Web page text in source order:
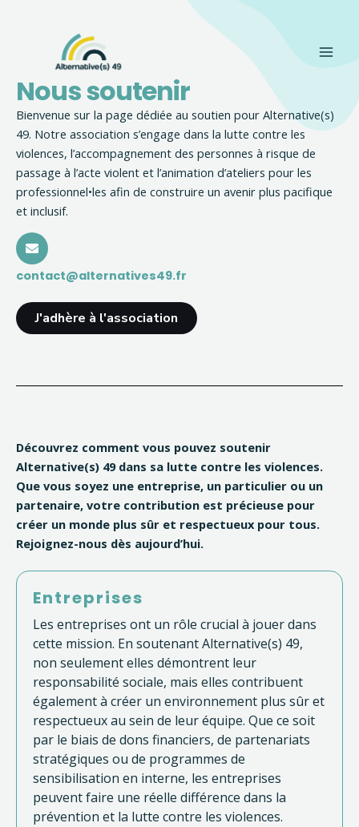
Nous soutenir
Bienvenue sur la page dédiée au soutien pour Alternative(s)
49. Notre association s’engage dans la lutte contre les
violences, l’accompagnement des personnes à risque de
passage à l’acte violent et l’animation d’ateliers pour les
professionnel•les afin de construire un avenir plus pacifique
et inclusif.
contact@alternatives49.fr
J'adhère à l'association
Découvrez comment vous pouvez soutenir
Alternative(s) 49 dans sa lutte contre les violences.
Que vous soyez une entreprise, un particulier ou un
partenaire, votre contribution est précieuse pour
créer un monde plus sûr et respectueux pour tous.
Rejoignez-nous dès aujourd’hui.
Entreprises
Les entreprises ont un rôle crucial à jouer dans
cette mission. En soutenant Alternative(s) 49,
non seulement elles démontrent leur
responsabilité sociale, mais elles contribuent
également à créer un environnement plus sûr et
respectueux au sein de leur équipe. Que ce soit
par le biais de dons financiers, de partenariats
stratégiques ou de programmes de
sensibilisation en interne, les entreprises
peuvent faire une réelle différence dans la
prévention et la lutte contre les violences.